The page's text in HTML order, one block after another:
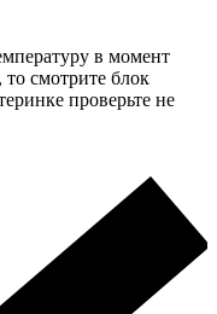
в момент
смотрите блок
проверьте не